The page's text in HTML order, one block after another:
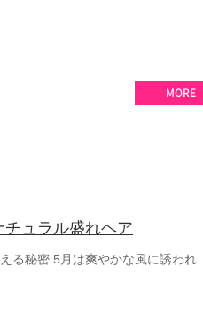
MORE
チュラル盛れヘア
る秘密 5月は爽やかな風に誘われ…